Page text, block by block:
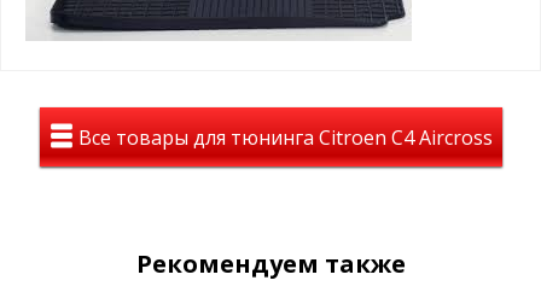
Коврики с СЕТКОЙ на Citroen C4
премиальный вид среди резиновых
ковров
лучшие лекала от завода
Все товары для тюнинга Citroen C4 Aircross
Рекомендуем также